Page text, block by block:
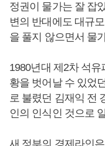
정권이 물가는 잘 잡
변의 반대에도 대규
을 풀지 않으면서 물
1980년대 제2차 석
황을 벗어날 수 있었
로 불렸던 김재익 전
인의 인식인 것으로